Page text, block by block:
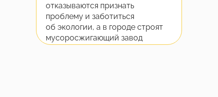
отказываются признать
проблему и заботиться
об экологии, а в городе строят
мусоросжигающий завод